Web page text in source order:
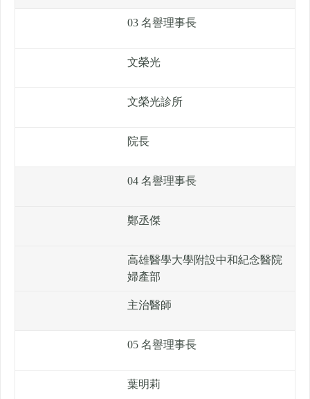
03 名譽理事長
文榮光
文榮光診所
院長
04 名譽理事長
鄭丞傑
高雄醫學大學附設中和紀念醫院
婦產部
主治醫師
05 名譽理事長
葉明莉